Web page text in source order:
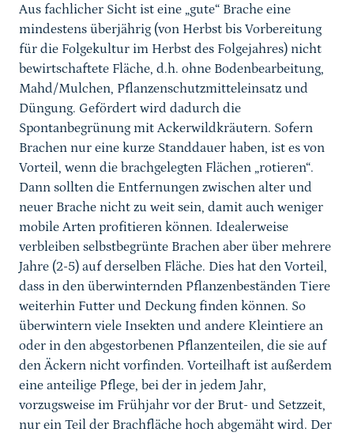
Aus fachlicher Sicht ist eine „gute“ Brache eine
mindestens überjährig (von Herbst bis Vorbereitung
für die Folgekultur im Herbst des Folgejahres) nicht
bewirtschaftete Fläche, d.h. ohne Bodenbearbeitung,
Mahd/Mulchen, Pflanzenschutzmitteleinsatz und
Düngung. Gefördert wird dadurch die
Spontanbegrünung mit Ackerwildkräutern. Sofern
Brachen nur eine kurze Standdauer haben, ist es von
Vorteil, wenn die brachgelegten Flächen „rotieren“.
Dann sollten die Entfernungen zwischen alter und
neuer Brache nicht zu weit sein, damit auch weniger
mobile Arten profitieren können. Idealerweise
verbleiben selbstbegrünte Brachen aber über mehrere
Jahre (2-5) auf derselben Fläche. Dies hat den Vorteil,
dass in den überwinternden Pflanzenbeständen Tiere
weiterhin Futter und Deckung finden können. So
überwintern viele Insekten und andere Kleintiere an
oder in den abgestorbenen Pflanzenteilen, die sie auf
den Äckern nicht vorfinden. Vorteilhaft ist außerdem
eine anteilige Pflege, bei der in jedem Jahr,
vorzugsweise im Frühjahr vor der Brut- und Setzzeit,
nur ein Teil der Brachfläche hoch abgemäht wird. Der